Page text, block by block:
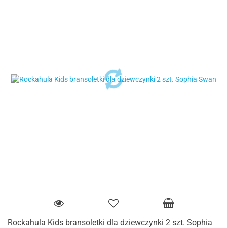
Rockahula Kids bransoletki dla dziewczynki 2 szt. Sophia